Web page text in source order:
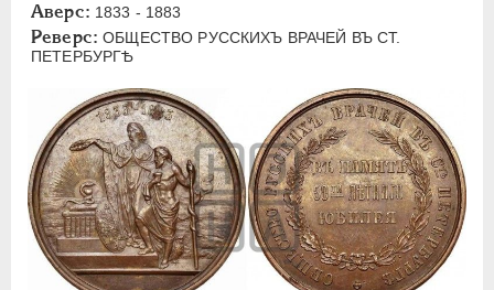
Аверс: 1833 - 1883
Реверс: ОБЩЕСТВО РУССКИХЪ ВРАЧЕЙ ВЪ СТ.
ПЕТЕРБУРГѢ
ИОАНН АНТОНОВИЧ
ЕЛИЗАВЕТА 1741-1762
ЕКАТЕРИНА II 1762-1796
ПАВЕЛ I 1796-1801
АЛЕКСАНДР I 1801-1825
НИКОЛАЙ I 1826-1855
АЛЕКСАНДР II 1855-1881
АЛЕКСАНДР III 1881-1894